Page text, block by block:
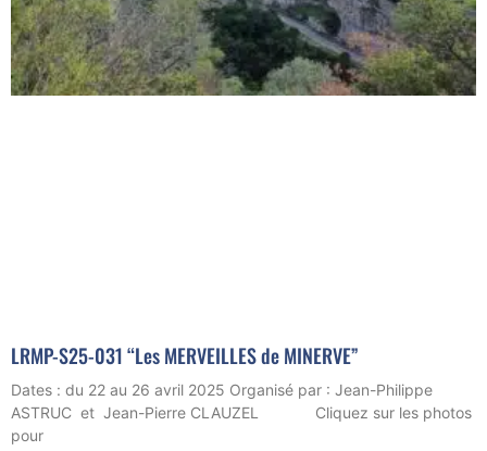
LRMP-S25-031 “Les MERVEILLES de MINERVE”
Dates : du 22 au 26 avril 2025 Organisé par : Jean-Philippe
ASTRUC et Jean-Pierre CLAUZEL Cliquez sur les photos
pour